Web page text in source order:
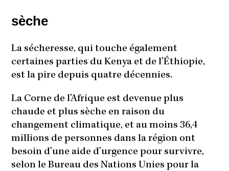
sèche
La sécheresse, qui touche également
certaines parties du Kenya et de l’Éthiopie,
est la pire depuis quatre décennies.
La Corne de l’Afrique est devenue plus
chaude et plus sèche en raison du
changement climatique, et au moins 36,4
millions de personnes dans la région ont
besoin d’une aide d’urgence pour survivre,
selon le Bureau des Nations Unies pour la